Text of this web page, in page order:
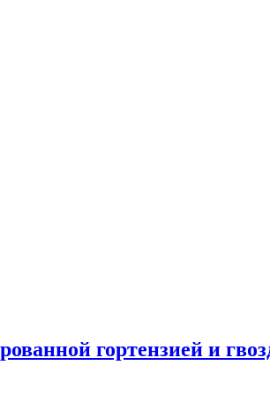
гортензией и